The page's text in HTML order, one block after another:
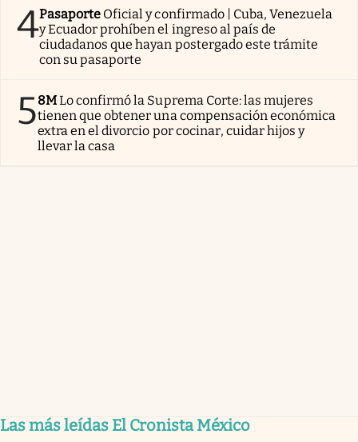
4Pasaporte Oficial y confirmado | Cuba, Venezuela
y Ecuador prohíben el ingreso al país de
ciudadanos que hayan postergado este trámite
con su pasaporte
58MLo confirmó la Suprema Corte: las mujeres
tienen que obtener una compensación económica
extra en el divorcio por cocinar, cuidar hijos y
llevar la casa
Las más leídas El Cronista México